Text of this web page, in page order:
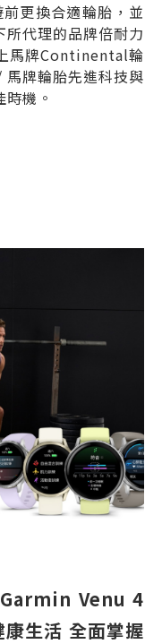
更換合適輪胎，並
代理的品牌倍耐力
馬牌Continental輪
牌輪胎先進科技與
機。
Venu 4
生活 全面掌握